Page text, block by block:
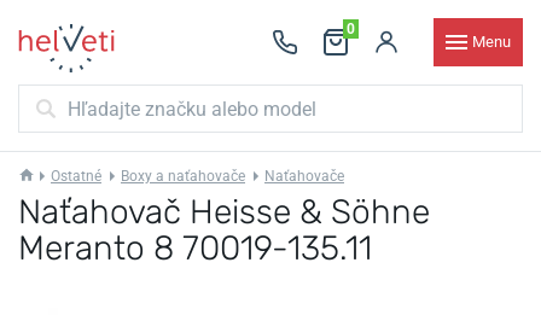
0
Menu
Ostatné Boxy a naťahovače Naťahovače
Naťahovač Heisse & Söhne
Meranto 8 70019-135.11